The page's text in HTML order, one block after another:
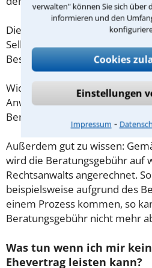
verwalten" können Sie sich über
informieren und den
Cookies
Einstellungen
Impressum ⁃
Diese Regelung gilt jedoch nur
Selbstständige oder
Beschränkung nicht.
Wichtig daher: Klären Sie die
Anwalt aus Breitungen schon
Beratung.
Außerdem gut zu wissen:
wird die Beratungsgebühr auf
Rechtsanwalts angerechnet.
beispielsweise aufgrund des
einem Prozess kommen, so
Beratungsgebühr nicht mehr
Was tun wenn ich mir
Ehevertrag leisten kann?